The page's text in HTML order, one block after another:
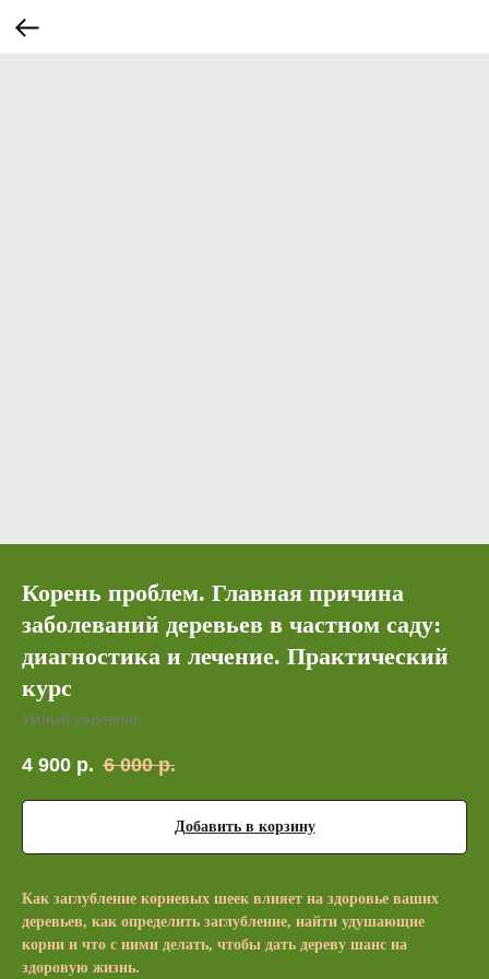
Корень проблем. Главная причина
заболеваний деревьев в частном саду:
диагностика и лечение. Практический
курс
Умный садовник
4 900 р. 6 000 р.
Добавить в корзину
Как заглубление корневых шеек влияет на здоровье ваших
деревьев, как определить заглубление, найти удушающие
корни и что с ними делать, чтобы дать дереву шанс на
здоровую жизнь.